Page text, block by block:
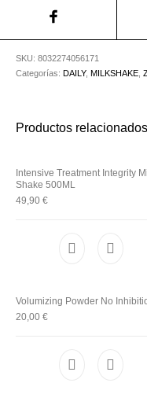
SKU:8032274056171
Categorías:DAILY,MILKSHAKE ,
Productos relacionados
Intensive Treatment Integrity
Shake 500ML
49,90€
Volumizing Powder No
20,00€